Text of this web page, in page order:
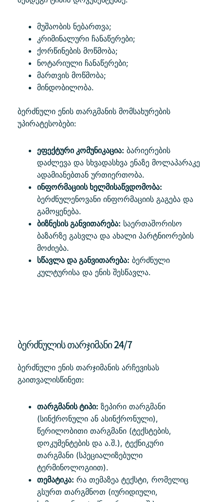
მუშაობის ნებართვა;
კრიმინალური ჩანაწერები;
ქორწინების მოწმობა;
ნოტარიული ჩანაწერები;
მართვის მოწმობა;
მინდობილობა.
ბერძნული ენის თარგმანის მომსახურების
უპირატესობები:
ეფექტური კომუნიკაცია: ბარიერების
დაძლევა და სხვადასხვა ენაზე მოლაპარაკე
ადამიანებთან ურთიერთობა.
ინფორმაციის ხელმისაწვდომობა:
ბერძნულენოვანი ინფორმაციის გაგება და
გამოყენება.
ბიზნესის განვითარება: საერთაშორისო
ბაზარზე გასვლა და ახალი პარტნიორების
მოძიება.
სწავლა და განვითარება: ბერძნული
კულტურისა და ენის შესწავლა.
ბერძნულის თარჯიმანი 24/7
ბერძნული ენის თარჯიმანის არჩევისას
გაითვალისწინეთ:
თარგმანის ტიპი: ზეპირი თარგმანი
(სინქრონული ან ასინქრონული),
წერილობითი თარგმანი (ტექსტების,
დოკუმენტების და ა.შ.), ტექნიკური
თარგმანი (სპეციალიზებული
ტერმინოლოგიით).
თემატიკა: რა თემაზეა ტექსტი, რომელიც
გსურთ თარგმნოთ (იურიდიული,